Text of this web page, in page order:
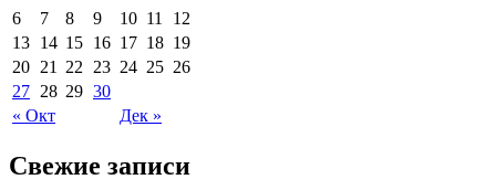
« Окт Дек »
6
7 8 9 10 11
12
13 14 15 16 17 18 19
20 21 22 23 24 25 26
27 28 29 30
Свежие записи